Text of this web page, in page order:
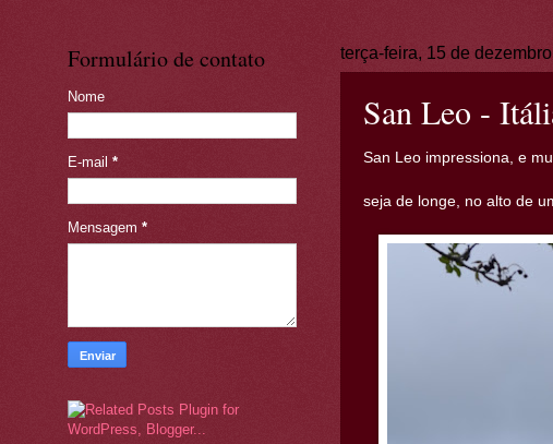
terça-feira, 15 de
San Leo -
San Leo impressiona, e
seja de longe, no alto de
Formulário de contato
Nome
E-mail *
Mensagem *